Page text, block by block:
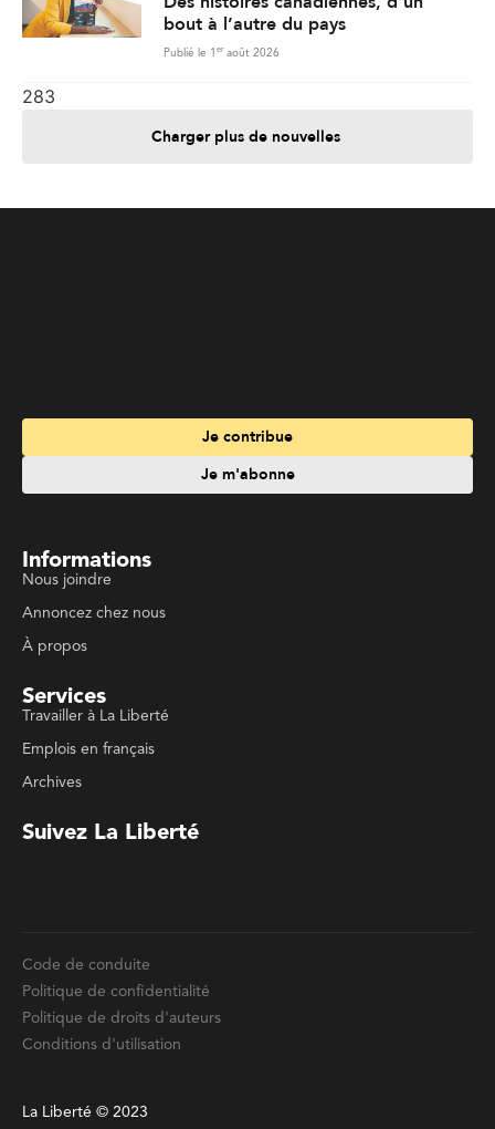
bout à l’autre du pays
Publié le 1 er août 2026
283
Charger plus de nouvelles
Informations
Services
Travailler à La Liberté
Emplois en français
Suivez La Liberté